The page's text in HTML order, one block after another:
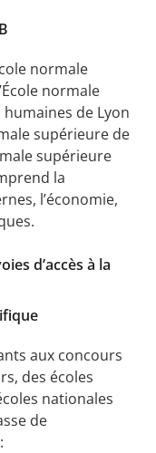
normale
normale
de Lyon
supérieure de
supérieure
la
l’économie,
d’accès à la
aux concours
des écoles
nationales
de